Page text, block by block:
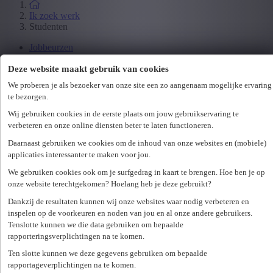
Deze website maakt gebruik van cookies
We proberen je als bezoeker van onze site een zo aangenaam mogelijke ervaring
te bezorgen.
Wij gebruiken cookies in de eerste plaats om jouw gebruikservaring te
verbeteren en onze online diensten beter te laten functioneren.
Daarnaast gebruiken we cookies om de inhoud van onze websites en (mobiele)
applicaties interessanter te maken voor jou.
We gebruiken cookies ook om je surfgedrag in kaart te brengen. Hoe ben je op
onze website terechtgekomen? Hoelang heb je deze gebruikt?
Dankzij de resultaten kunnen wij onze websites waar nodig verbeteren en
inspelen op de voorkeuren en noden van jou en al onze andere gebruikers.
Tenslotte kunnen we die data gebruiken om bepaalde
rapporteringsverplichtingen na te komen.
Ten slotte kunnen we deze gegevens gebruiken om bepaalde
rapportageverplichtingen na te komen.
Ik zoek werk
Studenten
Jobbeurzen
Wetgeving
Ik zoek personeel
Specialisaties
Customer Care
Accounting & Finance
Maritiem
Ik zoek personeel
Hr-diensten
Assessments
Flexi-jobs
Projectsourcing